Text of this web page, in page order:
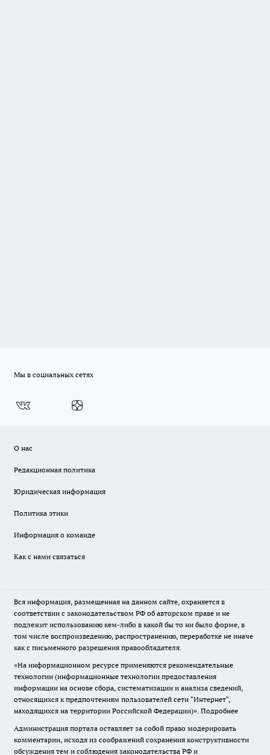
Мы в социальных сетях
О нас
Редакционная политика
Юридическая информация
Политика этики
Информация о команде
Как с нами связаться
Вся информация, размещенная на данном сайте, охраняется в
соответствии с законодательством РФ об авторском праве и не
подлежит использованию кем-либо в какой бы то ни было форме, в
том числе воспроизведению, распространению, переработке не иначе
как с письменного разрешения правообладателя.
«На информационном ресурсе применяются рекомендательные
технологии (информационные технологии предоставления
информации на основе сбора, систематизации и анализа сведений,
относящихся к предпочтениям пользователей сети "Интернет",
находящихся на территории Российской Федерации)». Подробнее
Администрация портала оставляет за собой право модерировать
комментарии, исходя из соображений сохранения конструктивности
обсуждения тем и соблюдения законодательства РФ и